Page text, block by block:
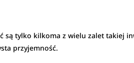
są tylko kilkoma z wielu zalet takiej
przyjemność.